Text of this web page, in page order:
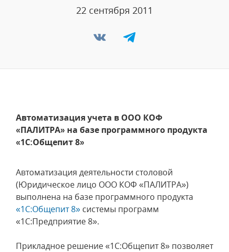
22 сентября 2011
Автоматизация учета в ООО КОФ
«ПАЛИТРА» на базе программного продукта
«1C:Общепит 8»
Автоматизация деятельности столовой
(Юридическое лицо ООО КОФ «ПАЛИТРА»)
выполнена на базе программного продукта
«1C:Общепит 8» системы программ
«1С:Предприятие 8».
Прикладное решение «1C:Общепит 8» позволяет